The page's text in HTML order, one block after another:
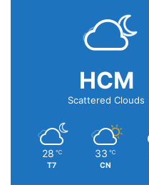
HCM
Scattered Clouds
28 ℃
T7
33 ℃
CN